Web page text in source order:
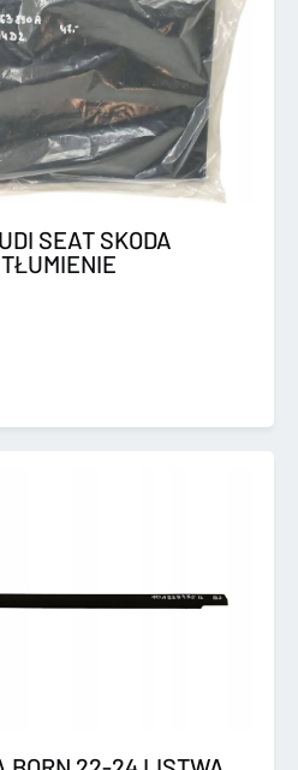
SEAT SKODA